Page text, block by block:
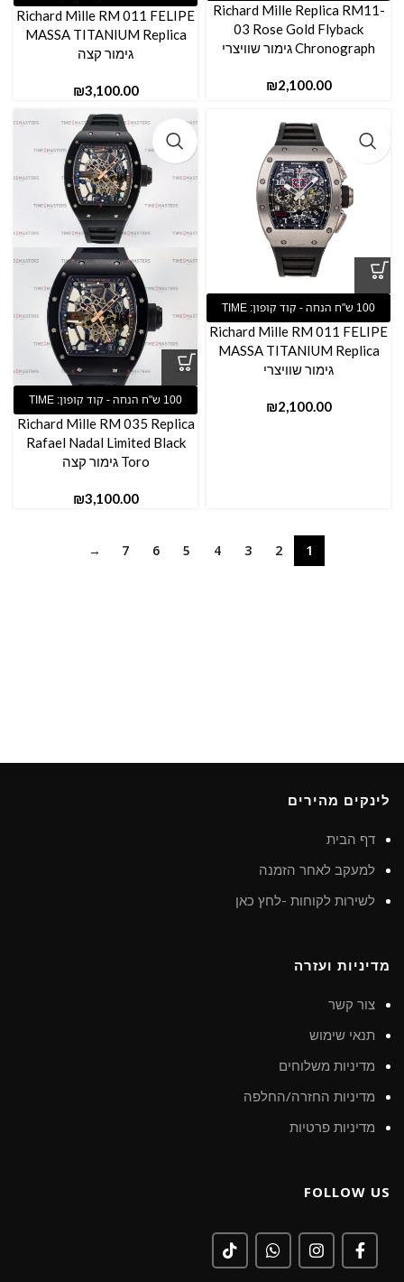
Richard Mille Replica RM11-
03 Rose Gold Flyback
Chronograph גימור שוויצרי
₪
Richard Mille RM 011 FELIPE
MASSA TITANIUM Replica
גימור קצה
₪
Richard Mille RM 011 FELIPE
MASSA TITANIUM Replica
גימור שוויצרי
₪
Richard Mille RM 035 Replica
Rafael Nadal Limited Black
Toro גימור קצה
₪
1
2
3
4
5
6
7
→
לינקים מהירים
דף הבית
למעקב לאחר הזמנה
לשירות לקוחות -לחץ כאן
מדיניות ועזרה
צור קשר
תנאי שימוש
מדיניות משלוחים
מדיניות החזרה/החלפה
מדיניות פרטיות
FOLLOW US